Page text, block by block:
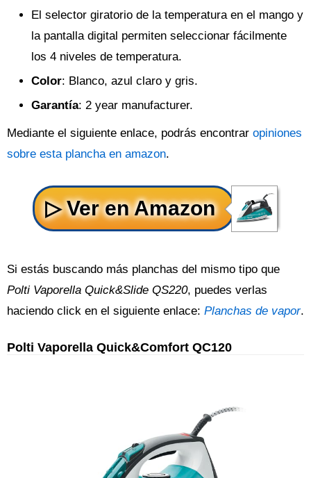
El selector giratorio de la temperatura en el mango y
la pantalla digital permiten seleccionar fácilmente
los 4 niveles de temperatura.
Color: Blanco, azul claro y gris.
Garantía: 2 year manufacturer.
Mediante el siguiente enlace, podrás encontrar opiniones
sobre esta plancha en amazon.
Si estás buscando más planchas del mismo tipo que
Polti Vaporella Quick&Slide QS220, puedes verlas
haciendo click en el siguiente enlace: Planchas de vapor.
Polti Vaporella Quick&Comfort QC120